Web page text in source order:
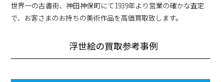
世界一の古書街、神田神保町にて1939年より営業の確かな査定
で、お客さまのお持ちの美術作品を高価買取致します。
浮世絵の買取参考事例